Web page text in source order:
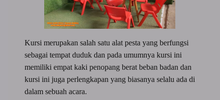
Kursi merupakan salah satu alat pesta yang berfungsi
sebagai tempat duduk dan pada umumnya kursi ini
memiliki empat kaki penopang berat beban badan dan
kursi ini juga perlengkapan yang biasanya selalu ada di
dalam sebuah acara.